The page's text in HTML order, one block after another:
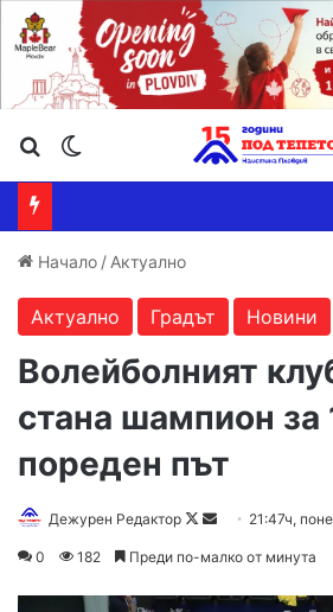
Търсене ...
Начало / Актуално
Актуално Градът Новини
Волейболният
стана шампион за
пореден път
Дежурен Редактор
Follow
Send 21:47ч,
0 182 Преди по-малко от минута